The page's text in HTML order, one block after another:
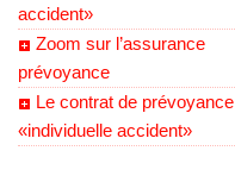
accident»
Zoom sur l’assurance
prévoyance
Le contrat de prévoyance
«individuelle accident»